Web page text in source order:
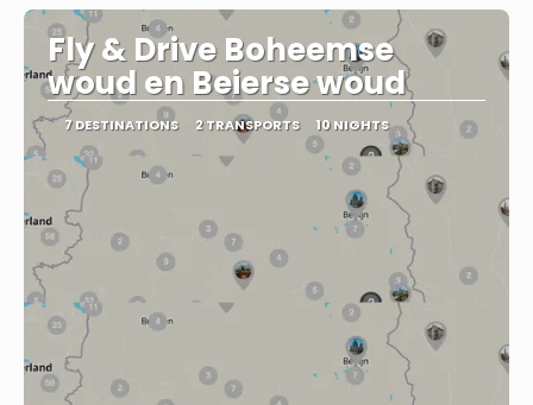
Fly & Drive Boheemse
woud en Beierse woud
7 DESTINATIONS 2 TRANSPORTS 10 NIGHTS